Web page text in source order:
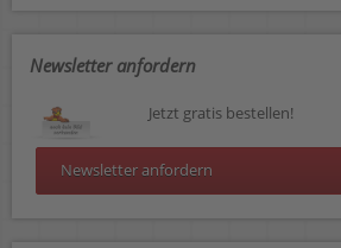
Newsletter anfordern
Jetzt gratis bestellen!
Newsletter anfordern